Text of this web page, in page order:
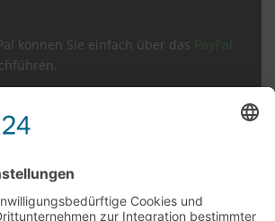
können Sie einfach über das PayPal